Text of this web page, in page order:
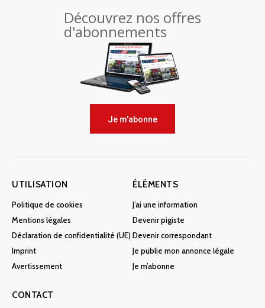
Découvrez nos offres
d'abonnements
Je m'abonne
UTILISATION
Politique de cookies
Mentions légales
Déclaration de confidentialité (UE)
Imprint
Avertissement
ÉLÉMENTS
J’ai une information
Devenir pigiste
Devenir correspondant
Je publie mon annonce légale
Je m’abonne
CONTACT